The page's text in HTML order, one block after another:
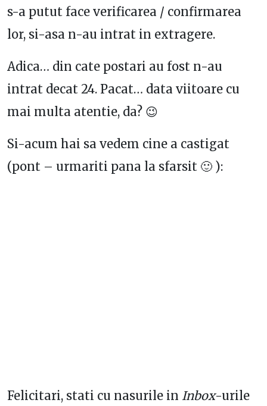
s-a putut face verificarea / confirmarea
lor, si-asa n-au intrat in extragere.
Adica… din cate postari au fost n-au
intrat decat 24. Pacat… data viitoare cu
mai multa atentie, da? 😉
Si-acum hai sa vedem cine a castigat
(pont – urmariti pana la sfarsit 🙂 ):
Felicitari, stati cu nasurile in Inbox-urile